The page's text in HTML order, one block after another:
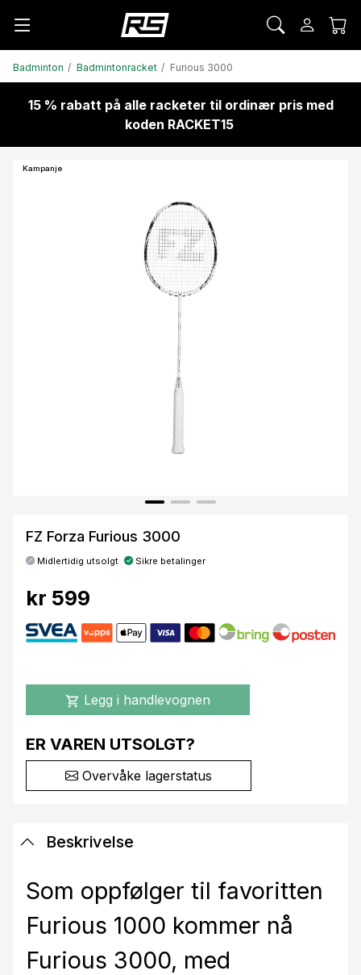
Badminton Badmintonracket Furious 3000
15 % rabatt på alle racketer til ordinær pris med
koden RACKET15
Kampanje
FZ Forza Furious 3000
Midlertidig utsolgt Sikre betalinger
kr 599
shopping_cart Legg i handlevognen
ER VAREN UTSOLGT?
Overvåke lagerstatus
Beskrivelse
Som oppfølger til favoritten
Furious 1000 kommer nå
Furious 3000, med